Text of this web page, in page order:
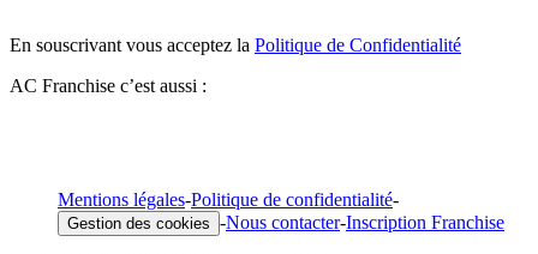
En souscrivant vous acceptez la Politique de Confidentialité
AC Franchise c’est aussi :
Mentions légales-Politique de confidentialité-
Gestion des cookies -Nous contacter-Inscription Franchise